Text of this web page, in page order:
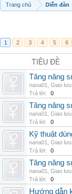
Trang chủ Diễn đàn
1 2 3 4 5 6
TIÊU ĐỀ
Tăng năng
nana01
Giao lưu
Trả lời:
0
Tăng năng
nana01
Giao lưu
Trả lời:
0
Kỹ thuật
nana01
Giao lưu
Trả lời:
0
Tăng năng
nana01
Giao lưu
Trả lời:
0
Hướng dẫn